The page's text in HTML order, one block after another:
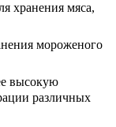
хранения мяса,
мороженого
высокую
различных